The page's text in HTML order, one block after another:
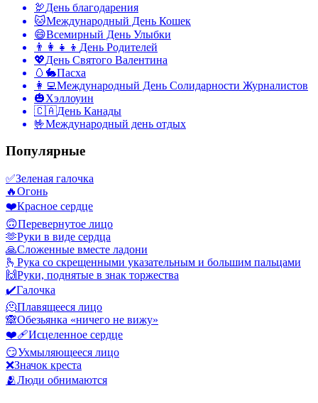
🦃День благодарения
🐱Международный День Кошек
😄Всемирный День Улыбки
👨‍👩‍👧‍👦 День Родителей
💖День Святого Валентина
🥚🐇Пасха
👩‍💻Международный День Солидарности Журналистов
🎃Хэллоуин
🇨🇦День Канады
🤟Международный день отдых
Популярные
✅Зеленая галочка
🔥Огонь
❤️Красное сердце
🙃Перевернутое лицо
🫶Руки в виде сердца
🙏Сложенные вместе ладони
🫰 Рука со скрещенными указательным и большим пальцами
🙌Руки, поднятые в знак торжества
✔️Галочка
🫠Плавящееся лицо
🙈Обезьянка «ничего не вижу»
❤️‍🩹Исцеленное сердце
😏Ухмыляющееся лицо
❌Значок креста
🫂Люди обнимаются